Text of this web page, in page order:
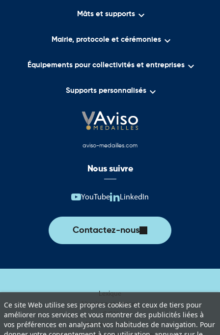
Mâts et supports 
Mairie, protocole et cérémonies 
Équipements pour collectivités et entreprises 
Supports personnalisés 
Ce site Web utilise ses propres cookies et ceux de tiers pour
améliorer nos services et vous montrer des publicités liées à
vos préférences en analysant vos habitudes de navigation. Pour
aviso-medailles.com
Nous suivre
YouTube LinkedIn
Contactez-nous
Lexique
Livraison et retours
C.G.V
Mentions légales